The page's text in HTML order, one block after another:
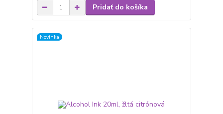
Pridať do košíka
Novinka